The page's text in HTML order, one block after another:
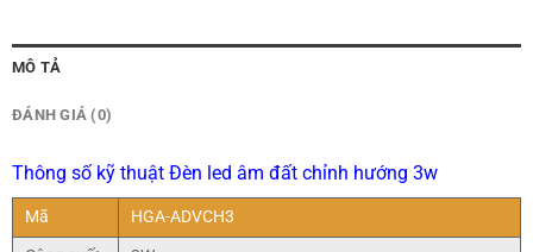
MÔ TẢ
ĐÁNH GIÁ (0)
Thông số kỹ thuật Đèn led âm đất chỉnh hướng 3w
Mã
HGA-ADVCH3